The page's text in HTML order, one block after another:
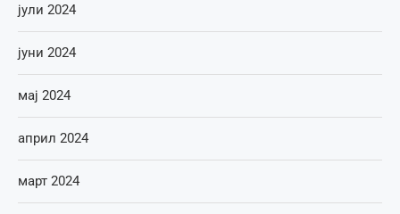
јули 2024
јуни 2024
мај 2024
април 2024
март 2024